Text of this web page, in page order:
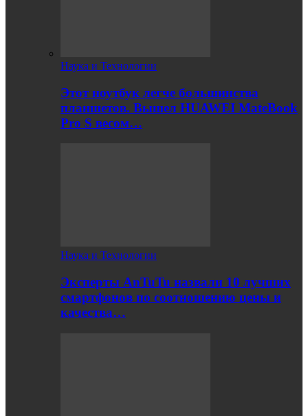
Наука и Технологии
Этот ноутбук легче большинства
планшетов. Вышел HUAWEI MateBook
Pro S весом…
Наука и Технологии
Эксперты AnTuTu назвали 10 лучших
смартфонов по соотношению цены и
качества…